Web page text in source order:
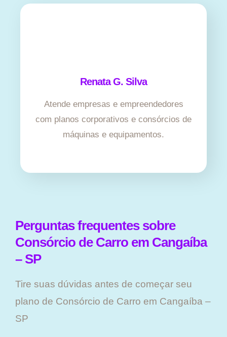
Renata G. Silva
Atende empresas e empreendedores
com planos corporativos e consórcios de
máquinas e equipamentos.
Perguntas frequentes sobre
Consórcio de Carro em Cangaíba
– SP
Tire suas dúvidas antes de começar seu
plano ​de Consórcio de Carro em Cangaíba –
SP